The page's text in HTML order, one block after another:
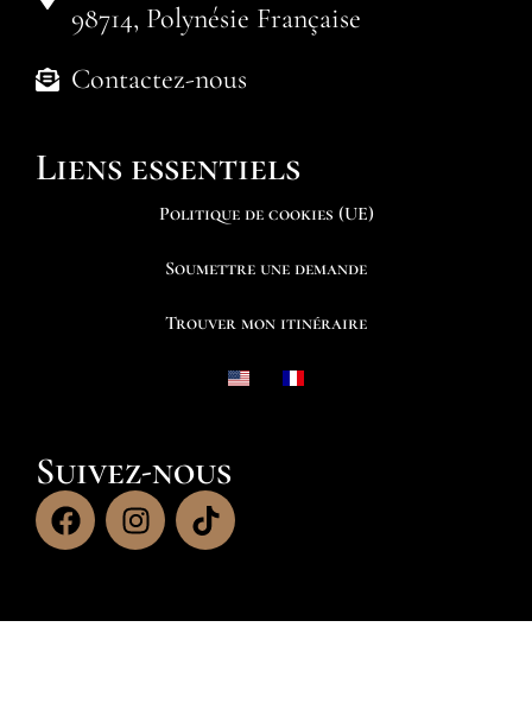
98714, Polynésie Française
Contactez-nous
Liens essentiels
Politique de cookies (UE)
Soumettre une demande
Trouver mon itinéraire
Suivez-nous